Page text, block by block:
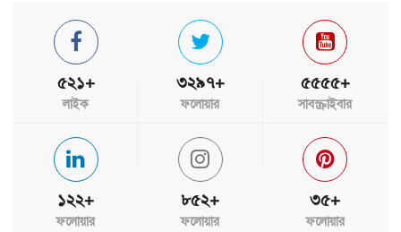
৫২১+
লাইক
৩২৯৭+
ফলোয়ার
৫৫৫৫+
সাবস্ক্রাইবার
১২২+
ফলোয়ার
৮৫২+
ফলোয়ার
৩৫+
ফলোয়ার